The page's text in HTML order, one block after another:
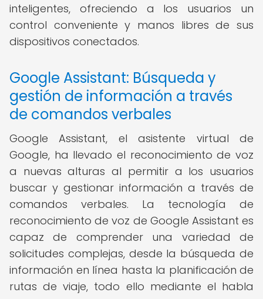
inteligentes, ofreciendo a los usuarios un
control conveniente y manos libres de sus
dispositivos conectados.
Google Assistant: Búsqueda y
gestión de información a través
de comandos verbales
Google Assistant, el asistente virtual de
Google, ha llevado el reconocimiento de voz
a nuevas alturas al permitir a los usuarios
buscar y gestionar información a través de
comandos verbales. La tecnología de
reconocimiento de voz de Google Assistant es
capaz de comprender una variedad de
solicitudes complejas, desde la búsqueda de
información en línea hasta la planificación de
rutas de viaje, todo ello mediante el habla